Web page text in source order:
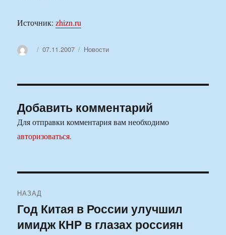
Источник:zhizn.ru
АвторОпубликовано
07.11.2007 Рубрики
Новости
Добавить комментарий
Для отправки комментария вам необходимо
авторизоваться.
по
записям
НАЗАД
Предыдущая
запись:
Год Китая в России улучшил
имидж КНР в глазах россиян